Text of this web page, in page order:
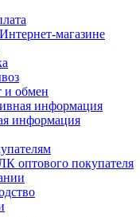
магазине
и обмен
информация
информация
оптового покупателя